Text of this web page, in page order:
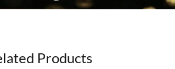
Products